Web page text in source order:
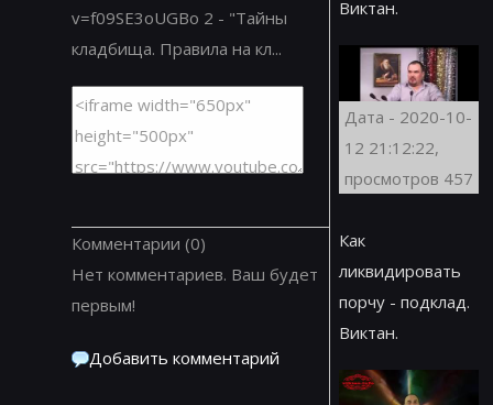
v=f09SE3oUGBo 2 - "Тайны
кладбища. Правила на кл...
Комментарии (0)
Нет комментариев. Ваш будет
первым!
Добавить комментарий
Виктан.
Дата - 2020-10-
12 21:12:22,
просмотров 457
Как
ликвидировать
порчу - подклад.
Виктан.